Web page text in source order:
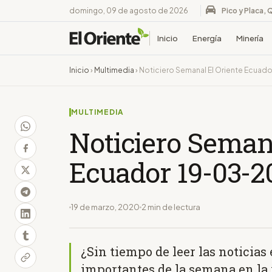
domingo, 09 de agosto de 2026 Pico y Placa,
Inicio Energía Minería
Inicio › Multimedia › Noticiero Semanal El Oriente
MULTIMEDIA
Noticiero
Ecuador 19-03-
19 de marzo, 2020 2 min de lectura
¿Sin tiempo de leer las noticias